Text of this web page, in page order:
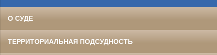
О СУДЕ
ТЕРРИТОРИАЛЬНАЯ ПОДСУДНОСТЬ